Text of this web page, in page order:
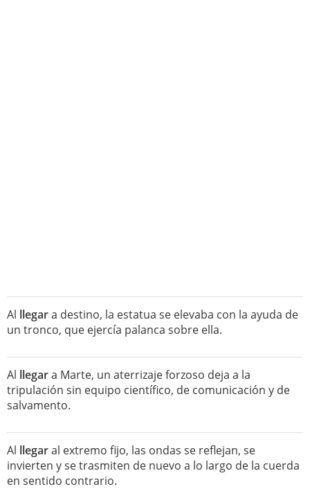
Al llegara destino, la estatua se elevaba con la ayuda de
un tronco, que ejercía palanca sobre ella.
Al llegara Marte, un aterrizaje forzoso deja a la
tripulación sin equipo científico, de comunicación y de
salvamento.
Al llegaral extremo fijo, las ondas se reflejan, se
invierten y se trasmiten de nuevo a lo largo de la cuerda
en sentido contrario.